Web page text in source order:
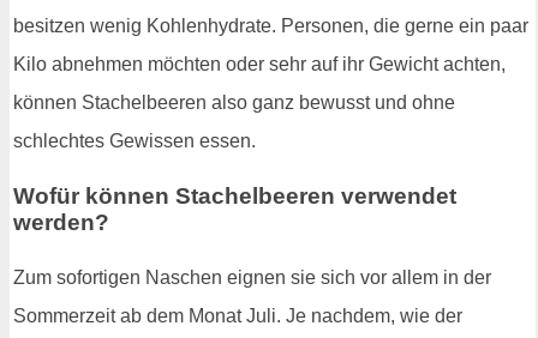
besitzen wenig Kohlenhydrate. Personen, die gerne ein paar
Kilo abnehmen möchten oder sehr auf ihr Gewicht achten,
können Stachelbeeren also ganz bewusst und ohne
schlechtes Gewissen essen.
Wofür können Stachelbeeren verwendet
werden?
Zum sofortigen Naschen eignen sie sich vor allem in der
Sommerzeit ab dem Monat Juli. Je nachdem, wie der